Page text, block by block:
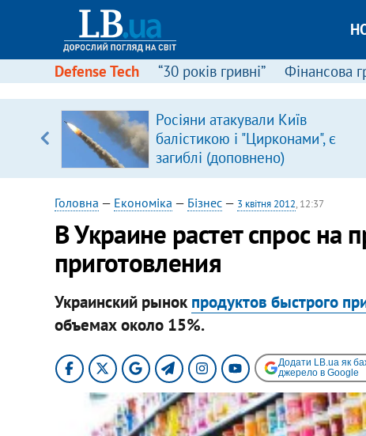
Defense Tech “30 років гривні” Фінансова
Росіяни атакували Київ
балістикою і "Цирконами", є
загиблі (доповнено)
Головна — Економіка — Бізнес— 3 квітня 2012, 12:37
В Украине растет спрос на
приготовления
Украинский рынокпродуктов быстрого
объемах около 15%.
Додати LB.ua як
джерело в Google